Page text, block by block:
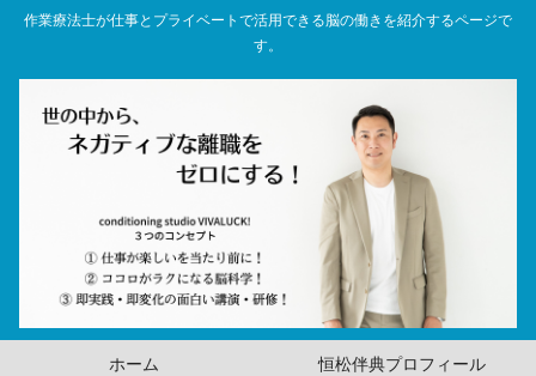
作業療法士が仕事とプライベートで活用できる脳の働きを紹介するページで
す。
ホーム 恒松伴典プロフィール